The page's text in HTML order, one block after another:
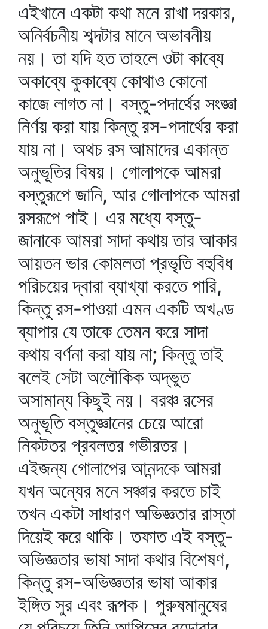
এইখানে একটা কথা মনে রাখা দরকার,
অনির্বচনীয় শব্দটার মানে অভাবনীয়
নয়। তা যদি হত তাহলে ওটা কাব্যে
অকাব্যে কুকাব্যে কোথাও কোনো
কাজে লাগত না। বস্তু-পদার্থের সংজ্ঞা
নির্ণয় করা যায় কিন্তু রস-পদার্থের করা
যায় না। অথচ রস আমাদের একান্ত
অনুভূতির বিষয়। গোলাপকে আমরা
বস্তুরূপে জানি, আর গোলাপকে আমরা
রসরূপে পাই। এর মধ্যে বস্তু-
জানাকে আমরা সাদা কথায় তার আকার
আয়তন ভার কোমলতা প্রভৃতি বহুবিধ
পরিচয়ের দ্বারা ব্যাখ্যা করতে পারি,
কিন্তু রস-পাওয়া এমন একটি অখণ্ড
ব্যাপার যে তাকে তেমন করে সাদা
কথায় বর্ণনা করা যায় না; কিন্তু তাই
বলেই সেটা অলৌকিক অদ্ভুত
অসামান্য কিছুই নয়। বরঞ্চ রসের
অনুভূতি বস্তুজ্ঞানের চেয়ে আরো
নিকটতর প্রবলতর গভীরতর।
এইজন্য গোলাপের আনন্দকে আমরা
যখন অন্যের মনে সঞ্চার করতে চাই
তখন একটা সাধারণ অভিজ্ঞতার রাস্তা
দিয়েই করে থাকি। তফাত এই বস্তু-
অভিজ্ঞতার ভাষা সাদা কথার বিশেষণ,
কিন্তু রস-অভিজ্ঞতার ভাষা আকার
ইঙ্গিত সুর এবং রূপক। পুরুষমানুষের